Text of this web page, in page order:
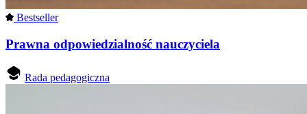
Bestseller
Prawna odpowiedzialność nauczyciela
Rada pedagogiczna